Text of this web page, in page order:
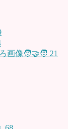
画像🧑‍🤝‍🧑 21